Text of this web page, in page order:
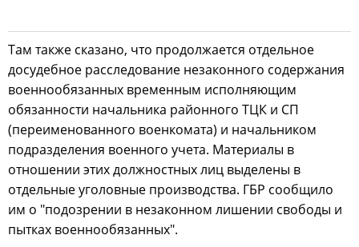
Там также сказано, что продолжается отдельное
досудебное расследование незаконного содержания
военнообязанных временным исполняющим
обязанности начальника районного ТЦК и СП
(переименованного военкомата) и начальником
подразделения военного учета. Материалы в
отношении этих должностных лиц выделены в
отдельные уголовные производства. ГБР сообщило
им о "подозрении в незаконном лишении свободы и
пытках военнообязанных".